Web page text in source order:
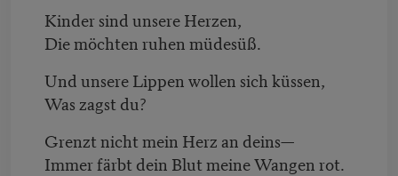
Kinder sind unsere Herzen,
Die möchten ruhen müdesüß.
Und unsere Lippen wollen sich küssen,
Was zagst du?
Grenzt nicht mein Herz an deins—
Immer färbt dein Blut meine Wangen rot.